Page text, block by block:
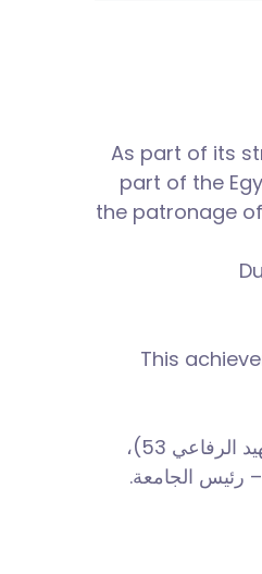
As part of its
part of the
the patronage
This
شاركت جامعة السلام في بطولة الجامعات للأرجوميتر (صالات)، ضمن فعاليات الدورة الرياضية للجامعات المصرية والمعاهد العليا (دورة الشهيد الرفاعي 53)،
– رئيس الجامعة.